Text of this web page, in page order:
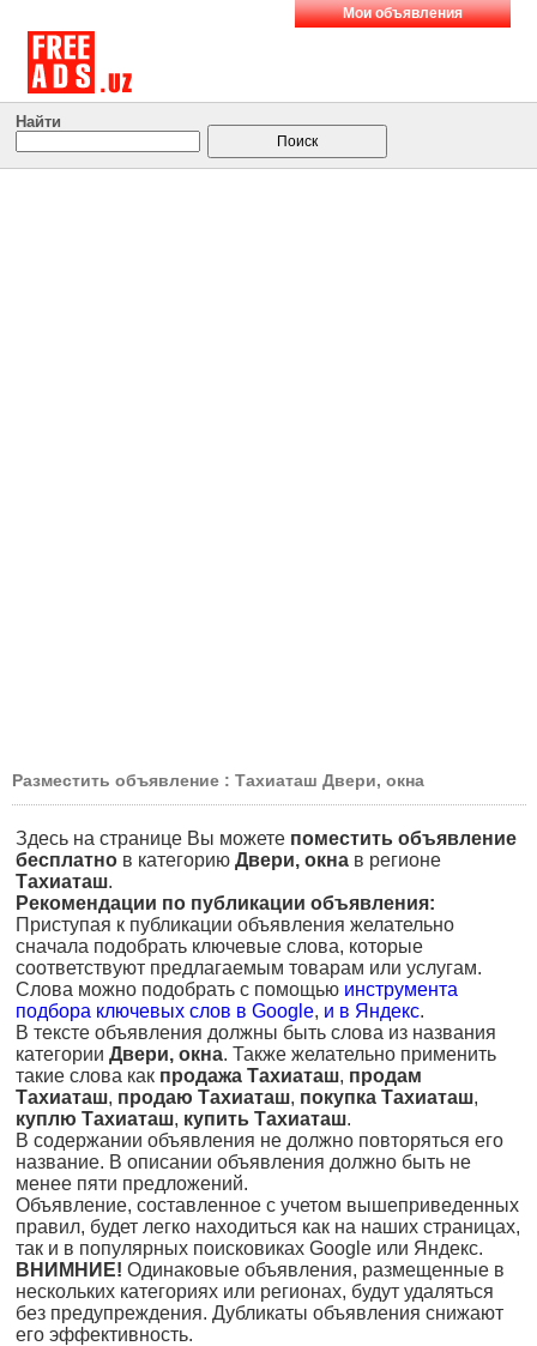
Мои объявления
Найти
Разместить объявление : Тахиаташ Двери, окна
Здесь на странице Вы можете поместить объявление
бесплатно в категорию Двери, окна в регионе
Тахиаташ.
Рекомендации по публикации объявления:
Приступая к публикации объявления желательно
сначала подобрать ключевые слова, которые
соответствуют предлагаемым товарам или услугам.
Слова можно подобрать с помощью инструмента
подбора ключевых слов в Google, и в Яндекс.
В тексте объявления должны быть слова из названия
категории Двери, окна. Также желательно применить
такие слова как продажа Тахиаташ, продам
Тахиаташ, продаю Тахиаташ, покупка Тахиаташ,
куплю Тахиаташ, купить Тахиаташ.
В содержании объявления не должно повторяться его
название. В описании объявления должно быть не
менее пяти предложений.
Объявление, составленное с учетом вышеприведенных
правил, будет легко находиться как на наших страницах,
так и в популярных поисковиках Google или Яндекс.
ВНИМНИЕ! Одинаковые объявления, размещенные в
нескольких категориях или регионах, будут удаляться
без предупреждения. Дубликаты объявления снижают
его эффективность.